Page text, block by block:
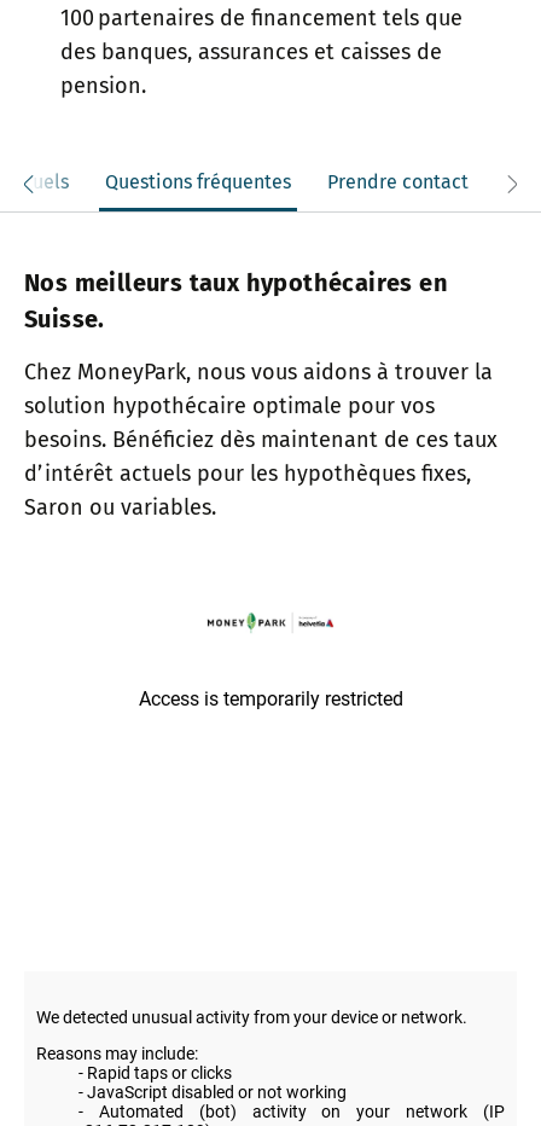
100 partenaires de financement tels que
des banques, assurances et caisses de
pension.
actuels Questions fréquentes Prendre contact
Nos meilleurs taux hypothécaires en
Suisse.
Chez MoneyPark, nous vous aidons à trouver la
solution hypothécaire optimale pour vos
besoins. Bénéficiez dès maintenant de ces taux
d’intérêt actuels pour les hypothèques fixes,
Saron ou variables.